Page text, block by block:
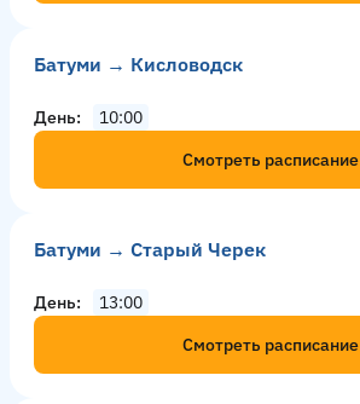
Батуми → Кисловодск
День
10:00
Смотреть расписание
Батуми → Старый Черек
День
13:00
Смотреть расписание